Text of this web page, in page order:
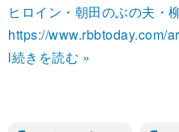
ヒロイン・朝田のぶの夫・
https://www.rbbtoday.com/
l続きを読む »